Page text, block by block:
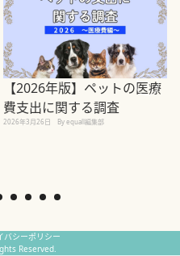
【2026年版】ペットの医療
費支出に関する調査
2026年3月26日 By equall編集部
バシーポリシー
Reserved.